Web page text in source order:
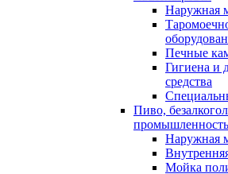
Наружная
Печные
Гигиена и
средства
Пиво,
промышленность
Наружная
Мойка